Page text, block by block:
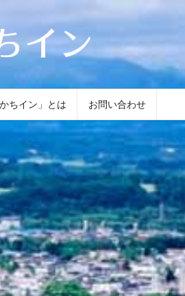
かちイン」とは お問い合わせ